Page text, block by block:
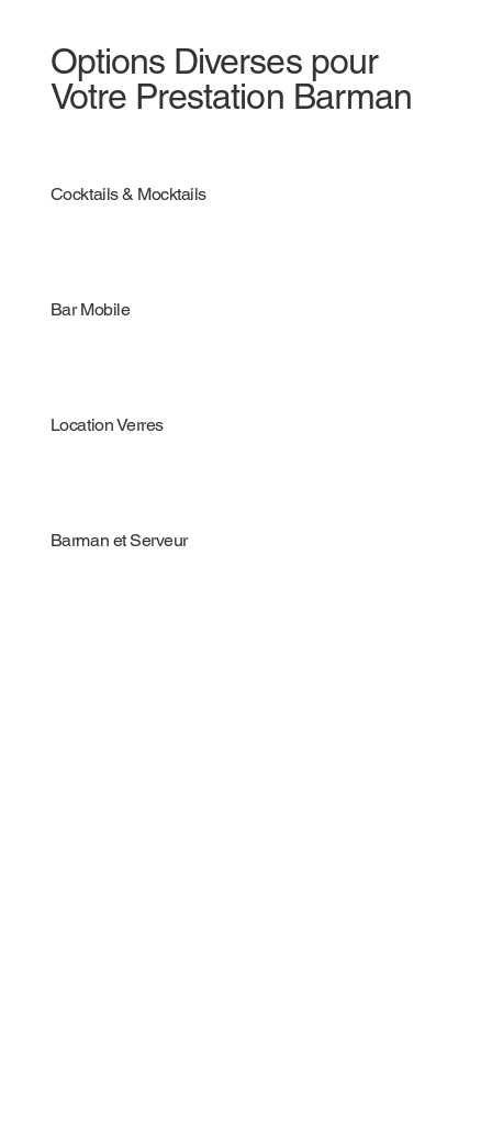
Options Diverses pour
Votre Prestation Barman
Cocktails & Mocktails
Bar Mobile
Location Verres
Barman et Serveur